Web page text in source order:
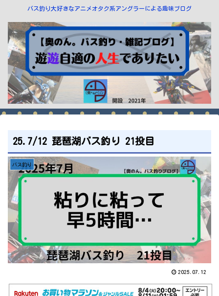
バス釣り大好きなアニメオタク系アングラーによる趣味ブログ
25.7/12 琵琶湖バス釣り 21投目
バス釣り
2025.07.12